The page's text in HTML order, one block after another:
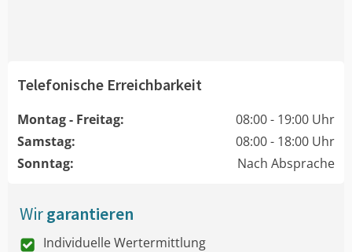
Telefonische Erreichbarkeit
Montag - Freitag:
08:00 - 19:00 Uhr
Samstag:
08:00 - 18:00 Uhr
Sonntag:
Nach Absprache
Wirgarantieren
Individuelle Wertermittlung